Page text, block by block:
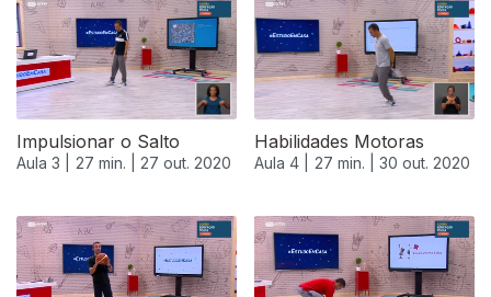
Impulsionar o Salto
Aula 3 | 27 min. | 27 out. 2020
Habilidades Motoras
Aula 4 | 27 min. | 30 out. 2020